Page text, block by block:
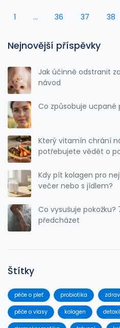
1 … 36 37 38
Nejnovější příspěvky
Jak účinně odstranit
návod
Co způsobuje ucpané
Který vitamín chrání
potřebujete vědět o
Kdy pít kolagen pro
večer nebo s jídlem?
Co vysušuje
předcházet
Štítky
péče o pleť probiotika
péče o vlasy kolagen